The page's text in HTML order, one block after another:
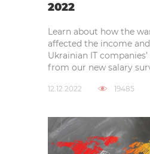
2022
Learn about how the
affected the income
Ukrainian IT
from our new salary
12.12.2022 19485